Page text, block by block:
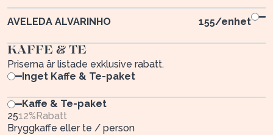
AVELEDA ALVARINHO 155/enhet
KAFFE & TE
Priserna är listade exklusive rabatt.
Inget Kaffe & Te-paket
Kaffe & Te-paket
2512% Rabatt
Bryggkaffe eller te / person